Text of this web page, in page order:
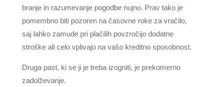
branje in razumevanje pogodbe nujno. Prav tako je
pomembno biti pozoren na časovne roke za vračilo,
saj lahko zamude pri plačilih povzročijo dodatne
stroške ali celo vplivajo na vašo kreditno sposobnost.
Druga past, ki se ji je treba izogniti, je prekomerno
zadolževanje.